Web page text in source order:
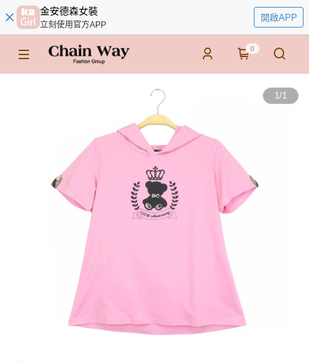
金安德森女裝
立刻使用官方APP
開啟APP
0
1/1